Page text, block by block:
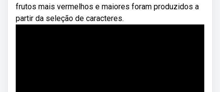
frutos mais vermelhos e maiores foram produzidos a
partir da seleção de caracteres.